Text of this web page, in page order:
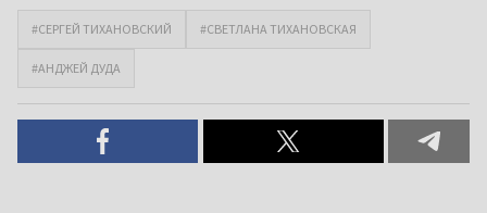
#СЕРГЕЙ ТИХАНОВСКИЙ #СВЕТЛАНА ТИХАНОВСКАЯ
#АНДЖЕЙ ДУДА